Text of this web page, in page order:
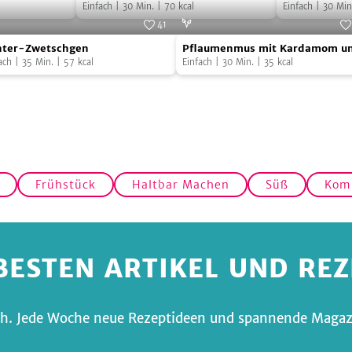
Einfach| 30 Min.| 70kcal
Marmelade
Einfach| 30
41
Zwetschgen
35 Min. 57 kcal
Pflaumenmus
mit
Kardamom
Foto:
Pflaumenmus mit Kardamom
Schokolade
Einfach 30 Min. 35 kcal
Frühstück Haltbar Machen Süß
ARTIKEL UND
Jede Woche neue Rezeptideen und spannende